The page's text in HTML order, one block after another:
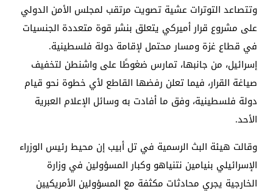
وتتصاعد التوترات عشية تصويت مرتقب لمجلس الأمن الدولي
على مشروع قرار أميركي يتعلق بنشر قوة متعددة الجنسيات
في قطاع غزة ومسار محتمل لإقامة دولة فلسطينية.
إسرائيل، من جانبها، تمارس ضغوطًا على واشنطن لتخفيف
صياغة القرار، فيما تعلن رفضها القاطع لأي خطوة نحو قيام
دولة فلسطينية، وفق ما أفادت به وسائل الإعلام العبرية
الأحد.
وقالت هيئة البث الرسمية في تل أبيب إن محيط رئيس الوزراء
الإسرائيلي بنيامين نتنياهو وكبار المسؤولين في وزارة
الخارجية يجري محادثات مكثفة مع المسؤولين الأمريكيين